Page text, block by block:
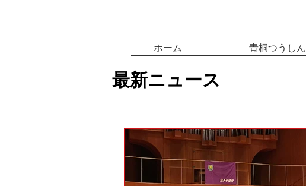
ホーム 青桐つうしん
最新ニュース